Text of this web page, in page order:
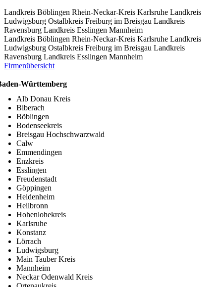
Landkreis Böblingen Rhein-Neckar-Kreis Karlsruhe Landkreis
Ludwigsburg Ostalbkreis Freiburg im Breisgau Landkreis
Ravensburg Landkreis Esslingen Mannheim
Landkreis Böblingen Rhein-Neckar-Kreis Karlsruhe Landkreis
Ludwigsburg Ostalbkreis Freiburg im Breisgau Landkreis
Ravensburg Landkreis Esslingen Mannheim
Firmenübersicht
Württemberg
Alb Donau Kreis
Biberach
Böblingen
Bodenseekreis
Breisgau Hochschwarzwald
Calw
Emmendingen
Enzkreis
Esslingen
Freudenstadt
Göppingen
Heidenheim
Heilbronn
Hohenlohekreis
Karlsruhe
Konstanz
Lörrach
Ludwigsburg
Main Tauber Kreis
Mannheim
Neckar Odenwald Kreis